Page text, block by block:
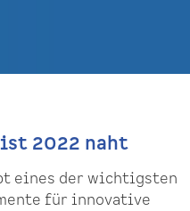
2022 naht
eines der wichtigsten
für innovative